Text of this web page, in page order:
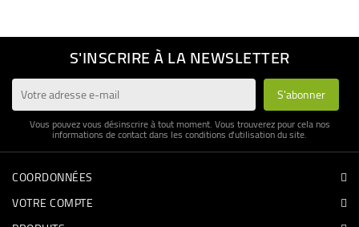
S'INSCRIRE À LA NEWSLETTER
Vous pouvez vous désinscrire à tout moment. Vous trouverez pour cela nos
informations de contact dans les conditions d'utilisation du site.
COORDONNÉES
VOTRE COMPTE